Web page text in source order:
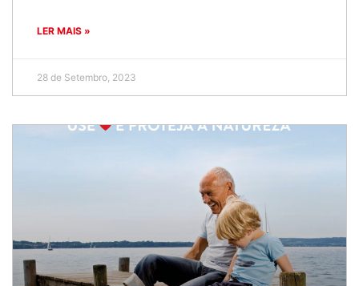
LER MAIS »
28 de Setembro, 2023